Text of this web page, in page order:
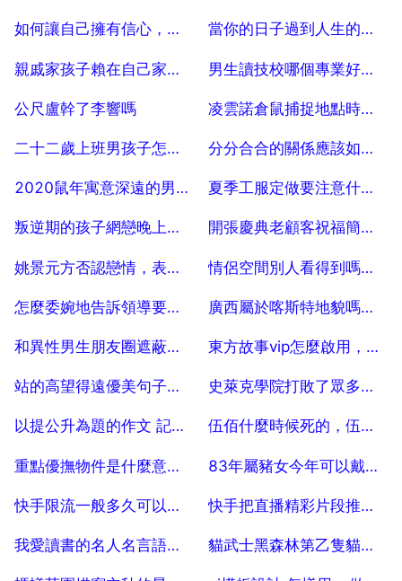
2025-07-04 2025-07-04
如何讓自己擁有信心，面對一切
2025-07-04
當你的日子過到人生的低谷時，你的親戚朋友還能走動下去嗎？
2025-07-04
親戚家孩子賴在自己家特別懶還不走怎麼辦？
2025-07-04
男生讀技校哪個專業好，男生讀技校什麼專業好
2025-07-04
公尺盧幹了李響嗎
2025-07-04
凌雲諾倉鼠捕捉地點時間，凌雲諾倉鼠出現時間
2025-07-04
二十二歲上班男孩子怎麼教肓生活事？
2025-07-04
分分合合的關係應該如何處理？是什麼原因讓你們不斷的分手複合？
2025-07-04
2020鼠年寓意深遠的男孩子名字
2025-07-04
夏季工服定做要注意什麼呢？
2025-07-04
叛逆期的孩子網戀晚上聊每天必須聊天怎麼制止？
2025-07-04
開張慶典老顧客祝福簡訊，經典開業開張祝福簡訊
2025-07-04
姚景元方否認戀情，表示未對其他藝人有詆譭中傷行為，他公開過戀情嗎？
2025-07-04
情侶空間別人看得到嗎，qq情侶空間別人能看見嗎
2025-07-04
怎麼委婉地告訴領導要調店不要告訴店長
2025-07-04
廣西屬於喀斯特地貌嗎，廣西喀斯特地貌分佈在哪裡
2025-07-04
和異性男生朋友圈遮蔽鬧矛盾了不刪你什麼意思呀？
2025-07-04
東方故事vip怎麼啟用，東方故事vip怎麼公升級
2025-07-04
站的高望得遠優美句子，登高望遠的優美句子有哪些
2025-07-04
史萊克學院打敗了眾多高手，獨孤博為什麼不看好呢？
2025-07-04
以提公升為題的作文 記敘文
2025-07-04
伍佰什麼時候死的，伍佰裡怎麼死的
2025-07-04
重點優撫物件是什麼意思，重點優撫物件是哪些人
2025-07-04
83年屬豬女今年可以戴銀手鐲嗎
2025-07-04
快手限流一般多久可以恢復正常流量？
2025-07-04
快手把直播精彩片段推廣出去是給流量嗎
2025-07-04
我愛讀書的名人名言語錄，我愛閱讀的名人名言有哪些
2025-07-04
貓武士黑森林第乙隻貓是誰
2025-07-04